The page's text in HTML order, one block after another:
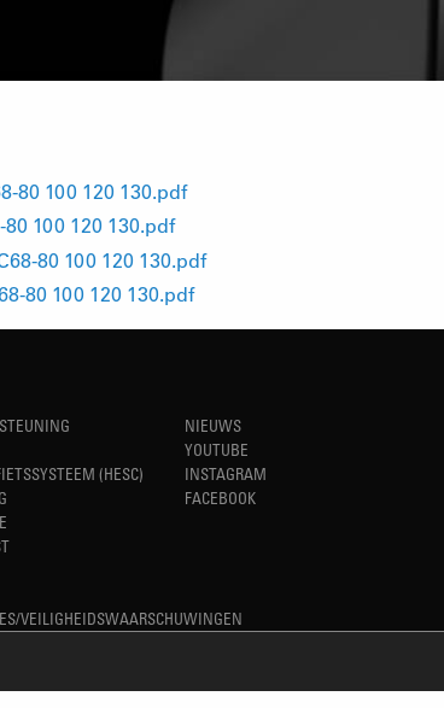
80 100 120 130.pdf
80 100 120 130.pdf
80 100 120 130.pdf
80 100 120 130.pdf
(HESC)
VEILIGHEIDSWAARSCHUWINGEN
NIEUWS
YOUTUBE
INSTAGRAM
FACEBOOK
SIMPLICITYTM